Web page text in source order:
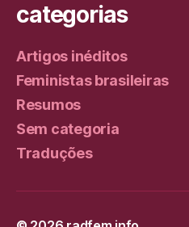
categorias
Artigos inéditos
Feministas brasileiras
Resumos
Sem categoria
Traduções